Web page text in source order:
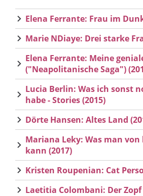
Elena Ferrante: Frau im
Marie NDiaye: Drei starke
Elena Ferrante: Meine
("Neapolitanische Saga")
Lucia Berlin: Was ich sonst
habe - Stories (2015)
Dörte Hansen: Altes Land
Mariana Leky: Was man von
kann (2017)
Kristen Roupenian: Cat
Laetitia Colombani: Der Zopf